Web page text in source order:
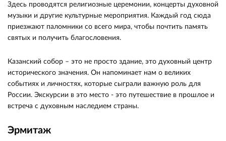
Здесь проводятся религиозные церемонии, концерты духовной
музыки и другие культурные мероприятия. Каждый год сюда
приезжают паломники со всего мира, чтобы почтить память
святых и получить благословения.
Казанский собор – это не просто здание, это духовный центр
исторического значения. Он напоминает нам о великих
событиях и личностях, которые сыграли важную роль для
России. Экскурсии в это место - это путешествие в прошлое и
встреча с духовным наследием страны.
Эрмитаж